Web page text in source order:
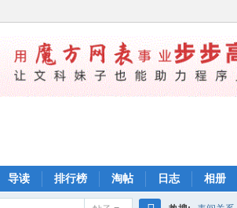
导读 排行榜 淘帖 日志 相册